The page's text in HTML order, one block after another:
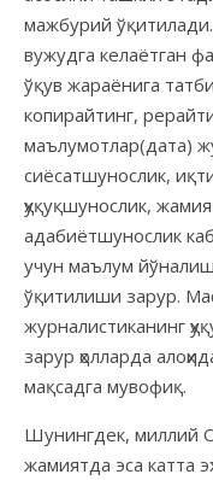
мажбурий
вужудга келаётган
ўқув жараёнига
копирайтинг,
маълумотлар(дата)
сиёсатшунослик,
ҳуқуқшунослик,
адабиётшунослик
учун маълум
ўқитилиши зарур.
журналистиканинг
зарур ҳолларда
мақсадга мувофиқ.
Шунингдек, миллий
жамиятда эса катта